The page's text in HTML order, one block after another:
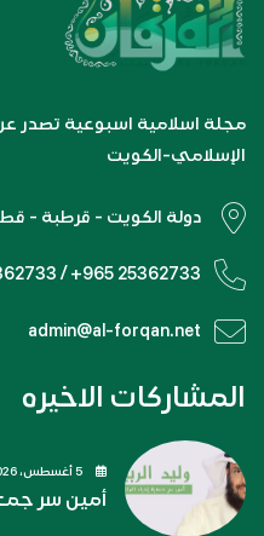
مجلة اسلامية اسبوعية تصدر
الإسلامي-الكويت
دولة الكويت - قرطبة -
/ +965 25362733
admin@al-forqan.net
المشاركات الاخيره
أمين سر